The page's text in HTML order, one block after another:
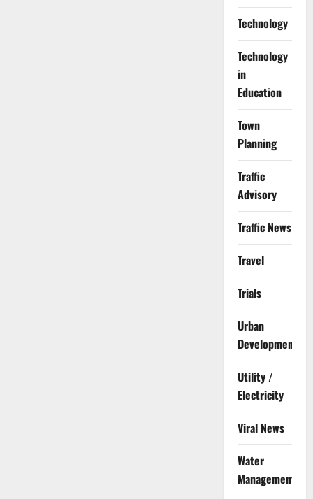
Technology
Technology
in
Education
Town
Planning
Traffic
Advisory
Traffic News
Travel
Trials
Urban
Development
Utility /
Electricity
Viral News
Water
Management